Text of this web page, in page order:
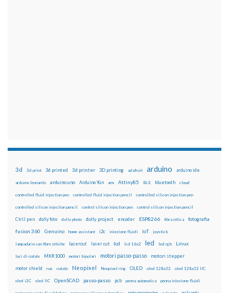
3d 3d print 3d printed 3d printer 3D printing adafruit arduino arduino ide
arduino leonardo arduino uno Arduino Yún arm Attiny85 BLE bluetooth cloud
controlled fluid injection pen controlled fluid injection pencil controlled silicon injection pen
controlled silicon injection pencil control silicon injection pen control silicon injection pencil
CtrlJ pen dolly foto dolly photo dolly project encoder ESP8266 fibra ottica fotografia
fusion 360 Genuino home assistant i2c iniezione fluidi IoT joystick
lampadario con fibre ottiche lasercut laser cut lcd lcd 16x2 led led rgb Linux
luci di natale MKR1000 motori bipolari motori passo-passo motori stepper
motor shield nas natale Neopixel Neopixel ring OLED oled 128x32 oled 128x32 IIC
oled i2C oled IIC OpenSCAD passo-passo pcb penna automatica penna iniezione fluidi